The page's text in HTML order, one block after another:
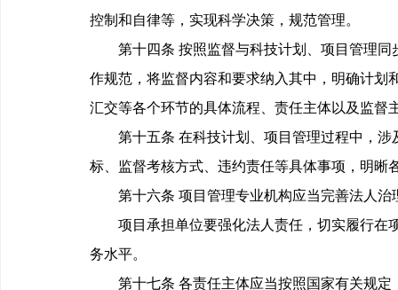
控制和自律等，实现科学决策，规范管理。
第十四条 按照监督与科技计划、项目管理同
作规范，将监督内容和要求纳入其中，明确计划
汇交等各个环节的具体流程、责任主体以及监督
第十五条 在科技计划、项目管理过程中，涉
标、监督考核方式、违约责任等具体事项，明晰
第十六条 项目管理专业机构应当完善法人治
项目承担单位要强化法人责任，切实履行在项
务水平。
第十七条 各责任主体应当按照国家有关规定